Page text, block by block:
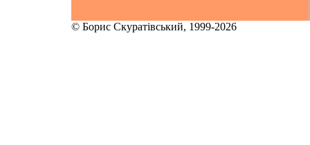
© Борис Скуратівський, 1999-2026